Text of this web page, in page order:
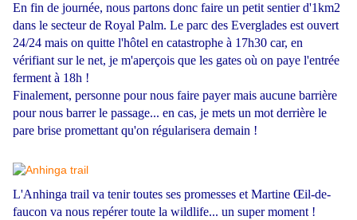
En fin de journée, nous partons donc faire un petit sentier d'1km2
dans le secteur de Royal Palm. Le parc des Everglades est ouvert
24/24 mais on quitte l'hôtel en catastrophe à 17h30 car, en
vérifiant sur le net, je m'aperçois que les gates où on paye l'entrée
ferment à 18h !
Finalement, personne pour nous faire payer mais aucune barrière
pour nous barrer le passage... en cas, je mets un mot derrière le
pare brise promettant qu'on régularisera demain !
L'Anhinga trail va tenir toutes ses promesses et Martine Œil-de-
faucon va nous repérer toute la wildlife... un super moment !